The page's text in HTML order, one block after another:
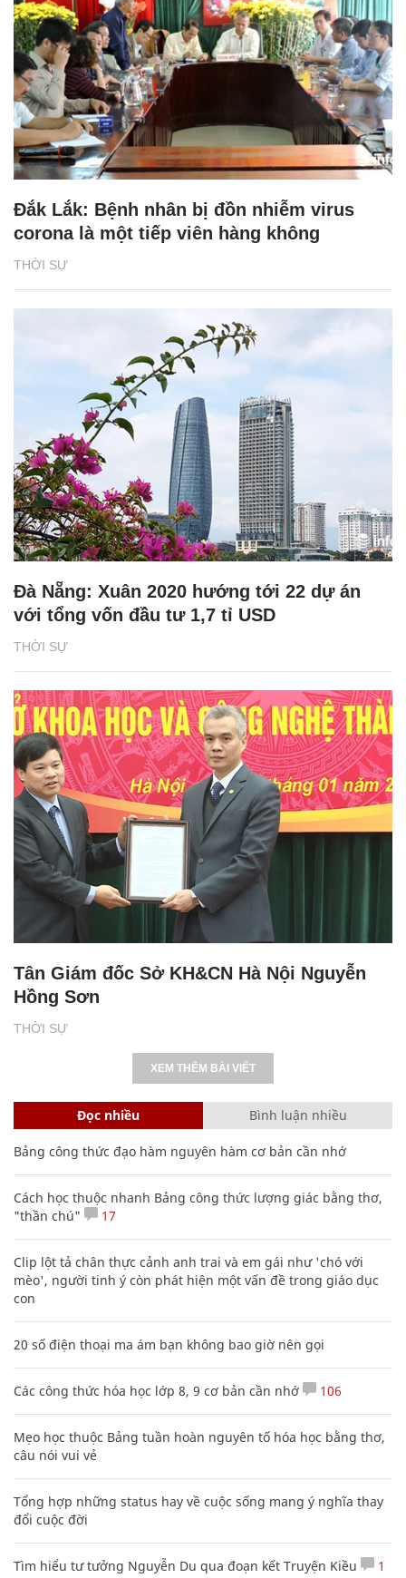
THỜI SỰ
Đắk Lắk: Bệnh nhân bị đồn nhiễm virus
corona là một tiếp viên hàng không
THỜI SỰ
Đà Nẵng: Xuân 2020 hướng tới 22 dự án
với tổng vốn đầu tư 1,7 tỉ USD
THỜI SỰ
Tân Giám đốc Sở KH&CN Hà Nội Nguyễn
Hồng Sơn
XEM THÊM BÀI VIẾT
Đọc nhiều Bình luận nhiều
Bảng công thức đạo hàm nguyên hàm cơ bản cần nhớ
Cách học thuộc nhanh Bảng công thức lượng giác bằng thơ,
"thần chú"
17
Clip lột tả chân thực cảnh anh trai và em gái như 'chó với
mèo', người tinh ý còn phát hiện một vấn đề trong giáo dục
con
20 số điện thoại ma ám bạn không bao giờ nên gọi
Các công thức hóa học lớp 8, 9 cơ bản cần nhớ 106
Mẹo học thuộc Bảng tuần hoàn nguyên tố hóa học bằng thơ,
câu nói vui vẻ
Tổng hợp những status hay về cuộc sống mang ý nghĩa thay
đổi cuộc đời
Tìm hiểu tư tưởng Nguyễn Du qua đoạn kết Truyện Kiều 1